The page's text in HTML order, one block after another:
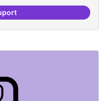
de formació definides i